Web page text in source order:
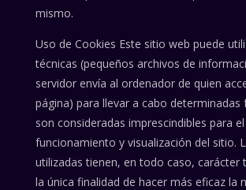
mismo.
Uso de Cookies Este sitio web puede
técnicas (pequeños archivos de
servidor envía al ordenador de quien
página) para llevar a cabo determinadas
son consideradas imprescindibles para
funcionamiento y visualización del sitio.
utilizadas tienen, en todo caso, carácter
la única finalidad de hacer más eficaz la